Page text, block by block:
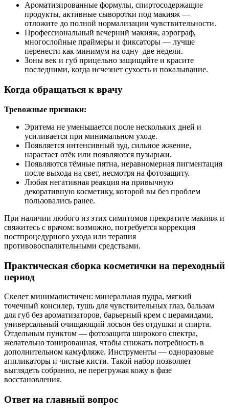
Ароматизированные формулы, спиртосодержащие
продукты, активные сыворотки под макияж —
отложите до полной нормализации чувствительности.
Профессиональный вечерний макияж, аэрограф,
многослойные праймеры и фиксаторы — лучше
перенести как минимум на одну–две недели.
Зоны век и губ прицельно защищайте и красите
последними, когда исчезнет сухость и покалывание.
Когда обращаться к врачу
Тревожные признаки:
Эритема не уменьшается после нескольких дней и
усиливается при минимальном уходе.
Появляется интенсивный зуд, сильное жжение,
нарастает отёк или появляются пузырьки.
Появляются тёмные пятна, неравномерная пигментация
после выхода на свет, несмотря на фотозащиту.
Любая негативная реакция на привычную
декоративную косметику, которой вы без проблем
пользовались ранее.
При наличии любого из этих симптомов прекратите макияж и
свяжитесь с врачом: возможно, потребуется коррекция
постпроцедурного ухода или терапия
противовоспалительными средствами.
Практическая сборка косметички на переходный
период
Скелет минималистичен: минеральная пудра, мягкий
точечный консилер, тушь для чувствительных глаз, бальзам
для губ без ароматизаторов, барьерный крем с церамидами,
универсальный очищающий лосьон без отдушки и спирта.
Отдельным пунктом — фотозащита широкого спектра,
желательно тонированная, чтобы снижать потребность в
дополнительном камуфляже. Инструменты — одноразовые
аппликаторы и чистые кисти. Такой набор позволяет
выглядеть собранно, не перегружая кожу в фазе
восстановления.
Ответ на главный вопрос